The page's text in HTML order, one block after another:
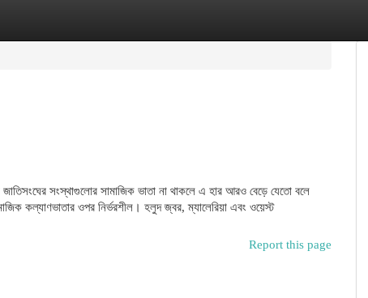
জাতিসংঘের সংস্থাগুলোর সামাজিক ভাতা না থাকলে এ হার আরও বেড়ে যেতো বলে
কল্যাণভাতার ওপর নির্ভরশীল। হলুদ জ্বর, ম্যালেরিয়া এবং ওয়েস্ট
Report this page